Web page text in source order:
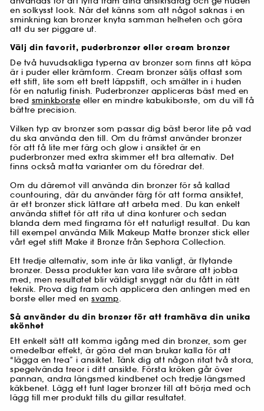
en solkysst look. När det känns som att något saknas i en
sminkning kan bronzer knyta samman helheten och göra
att du ser piggare ut.
Välj din favorit, puderbronzer eller cream bronzer
De två huvudsakliga typerna av bronzer som finns att köpa
är i puder eller krämform. Cream bronzer säljs oftast som
ett stift, lite som ett brett läppstift, och smälter in i huden
för en naturlig finish. Puderbronzer appliceras bäst med en
bred sminkborste eller en mindre kabukiborste, om du vill få
bättre precision.
Vilken typ av bronzer som passar dig bäst beror lite på vad
du ska använda den till. Om du främst använder bronzer
för att få lite mer färg och glow i ansiktet är en
puderbronzer med extra skimmer ett bra alternativ. Det
finns också matta varianter om du föredrar det.
Om du däremot vill använda din bronzer för så kallad
countouring, där du använder färg för att forma ansiktet,
är ett bronzer stick lättare att arbeta med. Du kan enkelt
använda stiftet för att rita ut dina konturer och sedan
blanda dem med fingrarna för ett naturligt resultat. Du kan
till exempel använda Milk Makeup Matte bronzer stick eller
vårt eget stift Make it Bronze från Sephora Collection.
Ett tredje alternativ, som inte är lika vanligt, är flytande
bronzer. Dessa produkter kan vara lite svårare att jobba
med, men resultatet blir väldigt snyggt när du fått in rätt
teknik. Prova dig fram och applicera den antingen med en
borste eller med en svamp.
Så använder du din bronzer för att framhäva din unika
skönhet
Ett enkelt sätt att komma igång med din bronzer, som ger
omedelbar effekt, är göra det man brukar kalla för att
“lägga en trea” i ansiktet. Tänk dig att någon ritat två stora,
spegelvända treor i ditt ansikte. Första kröken går över
pannan, andra längsmed kindbenet och tredje längsmed
käkbenet. Lägg ett tunt lager bronzer till att börja med och
lägg till mer produkt tills du gillar resultatet.